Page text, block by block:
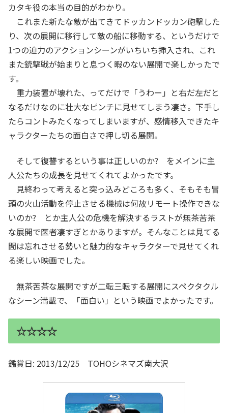
カタキ役の本当の目的がわかり。
これまた新たな敵が出てきてドッカンドッカン砲撃した
り、次の展開に移行して敵の船に移動する、というだけで
1つの迫力のアクションシーンがいちいち挿入され、これ
また銃撃戦が始まりと息つく暇のない展開で楽しかったで
す。
重力装置が壊れた、ってだけで「うわー」と右だ左だと
なるだけなのに壮大なピンチに見せてしまう凄さ。下手し
たらコントみたくなってしまいますが、感情移入できたキ
ャラクターたちの面白さで押し切る展開。
そして復讐するという事は正しいのか? をメインに主
人公たちの成長を見せてくれてよかったです。
見終わって考えると突っ込みどころも多く、そもそも冒
頭の火山活動を停止させる機械は何故リモート操作できな
いのか? とか主人公の危機を解決するラストが無茶苦茶
な展開で医者凄すぎとかありますが。そんなことは見てる
間は忘れさせる勢いと魅力的なキャラクターで見せてくれ
る楽しい映画でした。
無茶苦茶な展開ですが二転三転する展開にスペクタクル
なシーン満載で、「面白い」という映画でよかったです。
☆☆☆☆
鑑賞日: 2013/12/25 TOHOシネマズ南大沢